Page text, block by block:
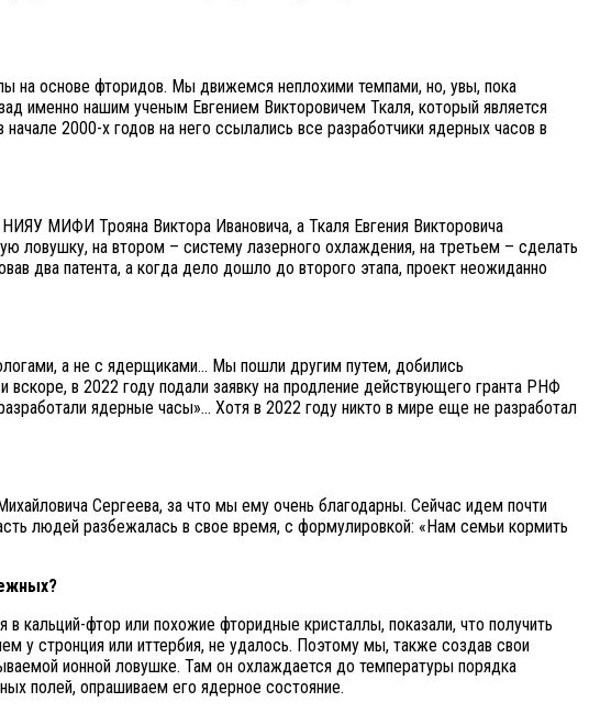
на основе фторидов. Мы движемся неплохими темпами, но, увы, пока
именно нашим ученым Евгением Викторовичем Ткаля, который является
2000-х годов на него ссылались все разработчики ядерных часов в
МИФИ Трояна Виктора Ивановича, а Ткаля Евгения Викторовича
ловушку, на втором – систему лазерного охлаждения, на третьем – сделать
два патента, а когда дело дошло до второго этапа, проект неожиданно
а не с ядерщиками… Мы пошли другим путем, добились
вскоре, в 2022 году подали заявку на продление действующего гранта РНФ
ядерные часы»… Хотя в 2022 году никто в мире еще не разработал
Сергеева, за что мы ему очень благодарны. Сейчас идем почти
людей разбежалась в свое время, с формулировкой: «Нам семьи кормить
фтор или похожие фторидные кристаллы, показали, что получить
у стронция или иттербия, не удалось. Поэтому мы, также создав свои
ионной ловушке. Там он охлаждается до температуры порядка
полей, опрашиваем его ядерное состояние.